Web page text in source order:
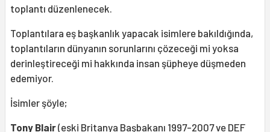
toplantı düzenlenecek.
Toplantılara eş başkanlık yapacak isimlere bakıldığında,
toplantıların dünyanın sorunlarını çözeceği mi yoksa
derinleştireceği mi hakkında insan şüpheye düşmeden
edemiyor.
İsimler şöyle;
Tony Blair(eski Britanya Başbakanı 1997-2007 ve DEF